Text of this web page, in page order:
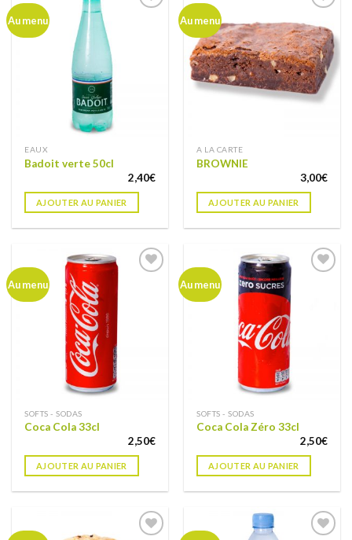
Au menu
EAUX
Badoit verte 50cl
2,40€
AJOUTER AU PANIER
Au menu
à ma
liste de
souhaits
A LA CARTE
BROWNIE
3,00€
AJOUTER AU PANIER
Au menu
SOFTS - SODAS
Coca Cola 33cl
2,50€
AJOUTER AU PANIER
Au menu
SOFTS - SODAS
Coca Cola Zéro 33cl
2,50€
AJOUTER AU PANIER